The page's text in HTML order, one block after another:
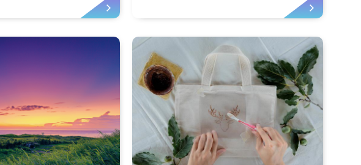
人樂天知命的親善態
來到花蓮旅遊一直無比
親善Long Stay旅宿認
圖／...
至有「臺灣第一俠女」的美稱。自從5年
前一次偶然機會落腳瑞穗舞鶴山區，展
開她和先生兩人「花現」美好生活的開
始，如今在玉里193縣道旁將小屋翻
新，共飲田園風光，邀請旅人有機會一
同「叨光見飲」。文／劉俊輝 圖／編
輯室藝術早成為龍君兒人生...